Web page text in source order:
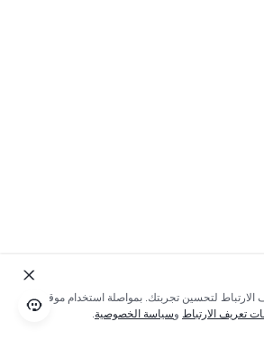
لتحسين تجربتك. بمواصلة استخدام موقعنا؛
تعريف الارتباط وسياسة الخصوصية.